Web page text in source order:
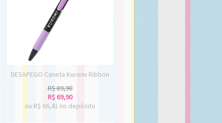
DESAPEGO Caneta Kuromi Ribbon
R$89,90
R$69,90
ou R$ 66,41 no depósito